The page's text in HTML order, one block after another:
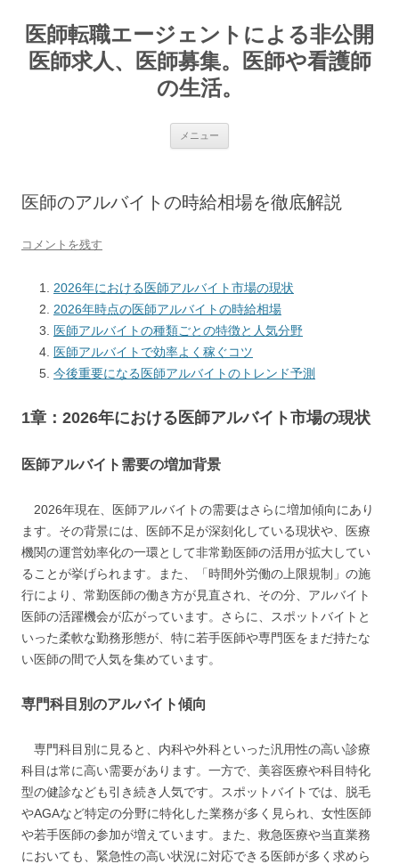
テ
ン
ツ
へ
医師転職エージェントによる非公開
医師求人、医師募集。医師や看護師
の生活。
メニュー
医師のアルバイトの時給相場を徹底解説
コメントを残す
2026年における医師アルバイト市場の現状
2026年時点の医師アルバイトの時給相場
医師アルバイトの種類ごとの特徴と人気分野
医師アルバイトで効率よく稼ぐコツ
今後重要になる医師アルバイトのトレンド予測
1章：2026年における医師アルバイト市場の現状
医師アルバイト需要の増加背景
2026年現在、医師アルバイトの需要はさらに増加傾向にあり
ます。その背景には、医師不足が深刻化している現状や、医療
機関の運営効率化の一環として非常勤医師の活用が拡大してい
ることが挙げられます。また、「時間外労働の上限規制」の施
行により、常勤医師の働き方が見直され、その分、アルバイト
医師の活躍機会が広がっています。さらに、スポットバイトと
いった柔軟な勤務形態が、特に若手医師や専門医をまだ持たな
い医師の間で人気を集めています。
専門科目別のアルバイト傾向
専門科目別に見ると、内科や外科といった汎用性の高い診療
科目は常に高い需要があります。一方で、美容医療や科目特化
型の健診なども引き続き人気です。スポットバイトでは、脱毛
やAGAなど特定の分野に特化した業務が多く見られ、女性医師
や若手医師の参加が増えています。また、救急医療や当直業務
においても、緊急性の高い状況に対応できる医師が多く求めら